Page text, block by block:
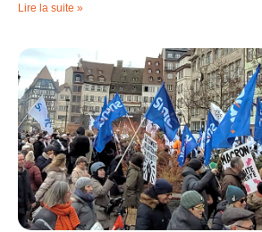
Lire la suite »